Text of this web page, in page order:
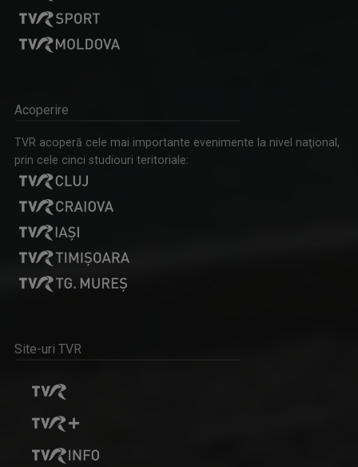
LA PORȚILE ORIENTULUI
"La Porțile Orientului" este o producție a ...
D’ALE LU’ MITICĂ
Acoperire
TVR acoperă cele mai importante evenimente la nivel naţional,
prin cele cinci studiouri teritoriale:
Site-uri TVR